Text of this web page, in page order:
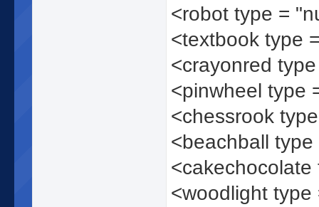
<robot type =
<textbook type
<crayonred
<pinwheel type
<chessrook
<beachball
<woodlight